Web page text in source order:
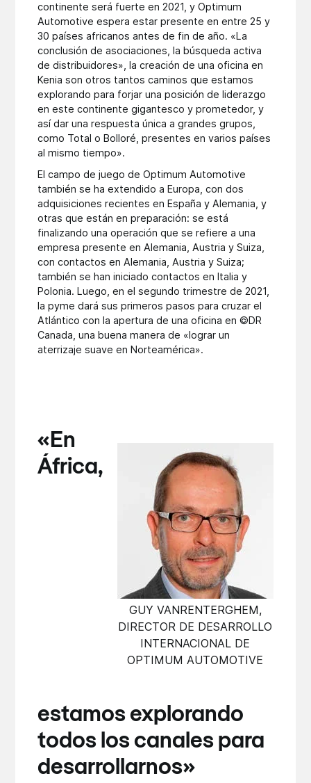
continente será fuerte en 2021, y Optimum
Automotive espera estar presente en entre 25 y
30 países africanos antes de fin de año. «La
conclusión de asociaciones, la búsqueda activa
de distribuidores», la creación de una oficina en
Kenia son otros tantos caminos que estamos
explorando para forjar una posición de liderazgo
en este continente gigantesco y prometedor, y
así dar una respuesta única a grandes grupos,
como Total o Bolloré, presentes en varios países
al mismo tiempo».
El campo de juego de Optimum Automotive
también se ha extendido a Europa, con dos
adquisiciones recientes en España y Alemania, y
otras que están en preparación: se está
finalizando una operación que se refiere a una
empresa presente en Alemania, Austria y Suiza,
con contactos en Alemania, Austria y Suiza;
también se han iniciado contactos en Italia y
Polonia. Luego, en el segundo trimestre de 2021,
la pyme dará sus primeros pasos para cruzar el
Atlántico con la apertura de una oficina en ©DR
Canada, una buena manera de «lograr un
aterrizaje suave en Norteamérica».
GUY VANRENTERGHEM,
DIRECTOR DE DESARROLLO
INTERNACIONAL DE
OPTIMUM AUTOMOTIVE
«En
África,
estamos explorando
todos los canales para
desarrollarnos»